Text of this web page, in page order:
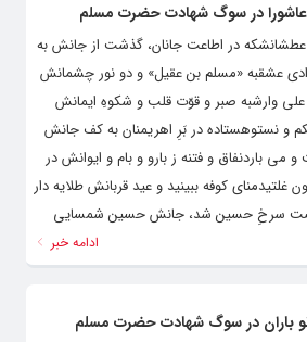
عاشورا در سوگ شهادت حضرت مسلم
در اطاعت جانان، گذشت از جانش به
عشقبه «مسلم بن عقیل» و دو نور چشمانش
وارشبه صبر و قوّت قلب و شکوهِ ایمانش
و نستوهستاده در بَرِ اهریمنان به کف جانش
باردنفاق و فتنه ز بارو و بام و ایوانش در
کوفه ببینید و عید قربانش طلایه دار
نهضت سرخِ حسین شد، جانش حسین شمسایی
ادامه خبر
باران در سوگ شهادت حضرت مسلم